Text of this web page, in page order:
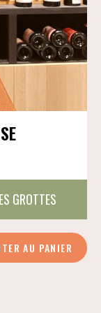
GROTTES
AU PANIER